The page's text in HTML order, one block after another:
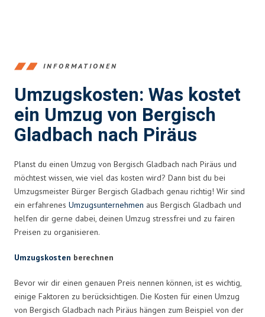
INFORMATIONEN
Umzugskosten: Was kostet
ein Umzug von Bergisch
Gladbach nach Piräus
Planst du einen Umzug von Bergisch Gladbach nach Piräus und
möchtest wissen, wie viel das kosten wird? Dann bist du bei
Umzugsmeister Bürger Bergisch Gladbach genau richtig! Wir sind
ein erfahrenes Umzugsunternehmen aus Bergisch Gladbach und
helfen dir gerne dabei, deinen Umzug stressfrei und zu fairen
Preisen zu organisieren.
Umzugskosten berechnen
Bevor wir dir einen genauen Preis nennen können, ist es wichtig,
einige Faktoren zu berücksichtigen. Die Kosten für einen Umzug
von Bergisch Gladbach nach Piräus hängen zum Beispiel von der